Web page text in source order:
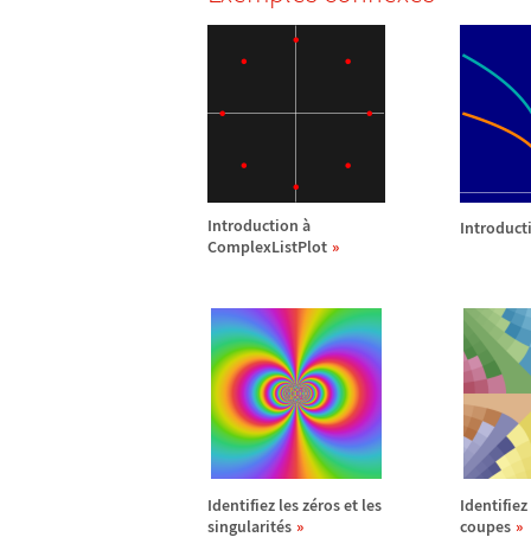
Introduction à
ComplexListPlot
Identifiez les zéros et les
singularités
Identifiez
coupes